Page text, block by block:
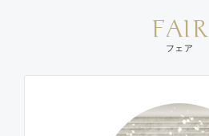
FAIR
フェア